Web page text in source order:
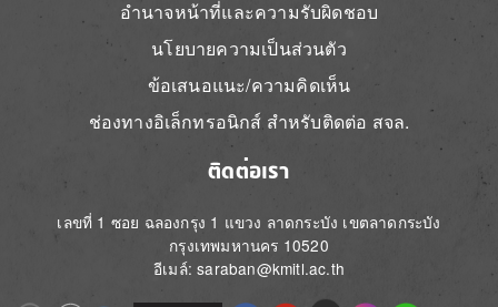
อำนาจหน้าที่และความรับผิดชอบ
นโยบายความเป็นส่วนตัว
ข้อเสนอแนะ/ความคิดเห็น
ช่องทางอิเล็กทรอนิกส์ สำหรับติดต่อ สจล.
ติดต่อเรา
เลขที่ 1 ซอย ฉลองกรุง 1 แขวง ลาดกระบัง เขตลาดกระบัง
กรุงเทพมหานคร 10520
อีเมล์: saraban@kmitl.ac.th